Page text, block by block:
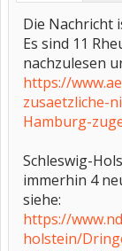
Die Nachricht
Es sind 11
nachzulesen
https://
zusaetzliche-
Hamburg-
Schleswig-
immerhin 4
siehe:
https://
holstein/